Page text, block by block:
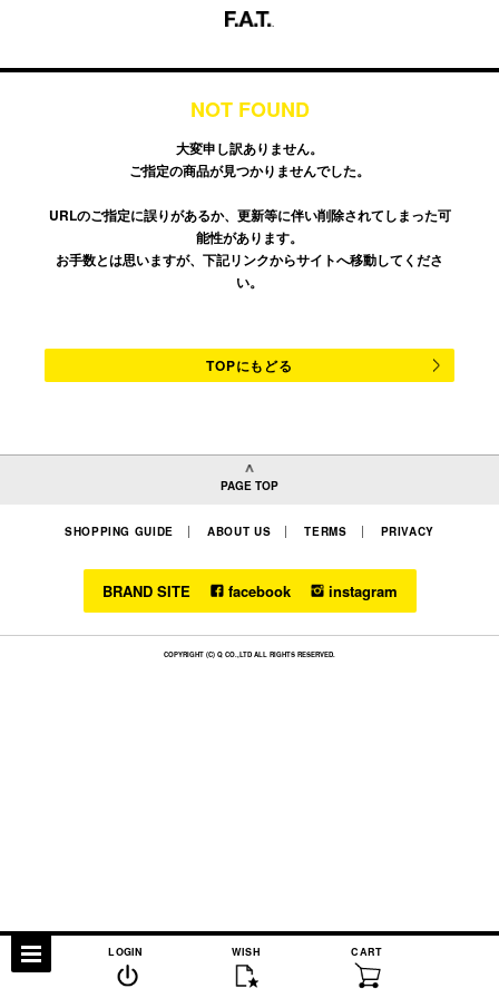
NOT FOUND
大変申し訳ありません。
ご指定の商品が見つかりませんでした。
URLのご指定に誤りがあるか、更新等に伴い削除されてしまった可
能性があります。
お手数とは思いますが、下記リンクからサイトへ移動してくださ
い。
TOPにもどる
PAGE TOP
SHOPPING GUIDE ABOUT US TERMS PRIVACY
BRAND SITE facebook instagram
CART
WISH
LOGIN
COPYRIGHT (C) Q CO.,LTD ALL RIGHTS RESERVED.